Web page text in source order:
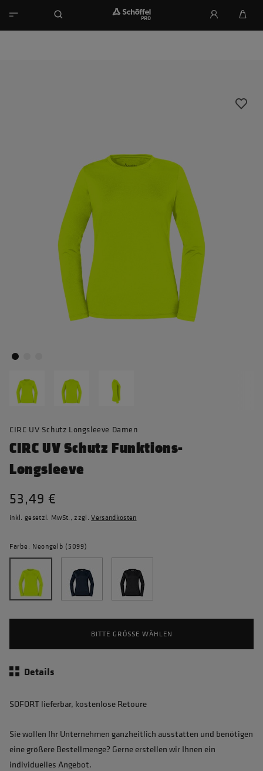
CIRC UV Schutz Longsleeve Damen
CIRC UV Schutz Funktions-
Longsleeve
53,49 €
inkl. gesetzl. MwSt., zzgl.Versandkosten
Farbe: Neongelb (5099)
BITTE GRÖSSE WÄHLEN
Details
SOFORT lieferbar, kostenlose Retoure
Sie wollen Ihr Unternehmen ganzheitlich ausstatten und benötigen
eine größere Bestellmenge? Gerne erstellen wir Ihnen ein
individuelles Angebot.